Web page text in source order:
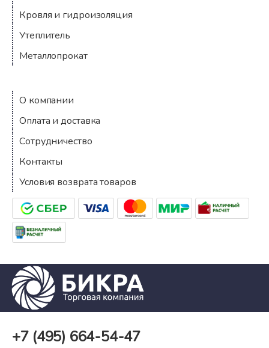
Кровля и гидроизоляция
Утеплитель
Металлопрокат
Компания
О компании
Оплата и доставка
Сотрудничество
Контакты
Условия возврата товаров
+7 (495) 664-54-47